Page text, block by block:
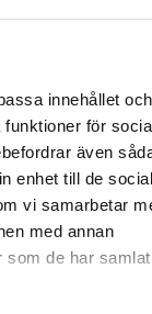
innehållet och
funktioner för
även
enhet till de
vi samarbetar
med annan
som de har
har i princip
alla är
frikyrka har sin
flesta följer i
somSvenska
som